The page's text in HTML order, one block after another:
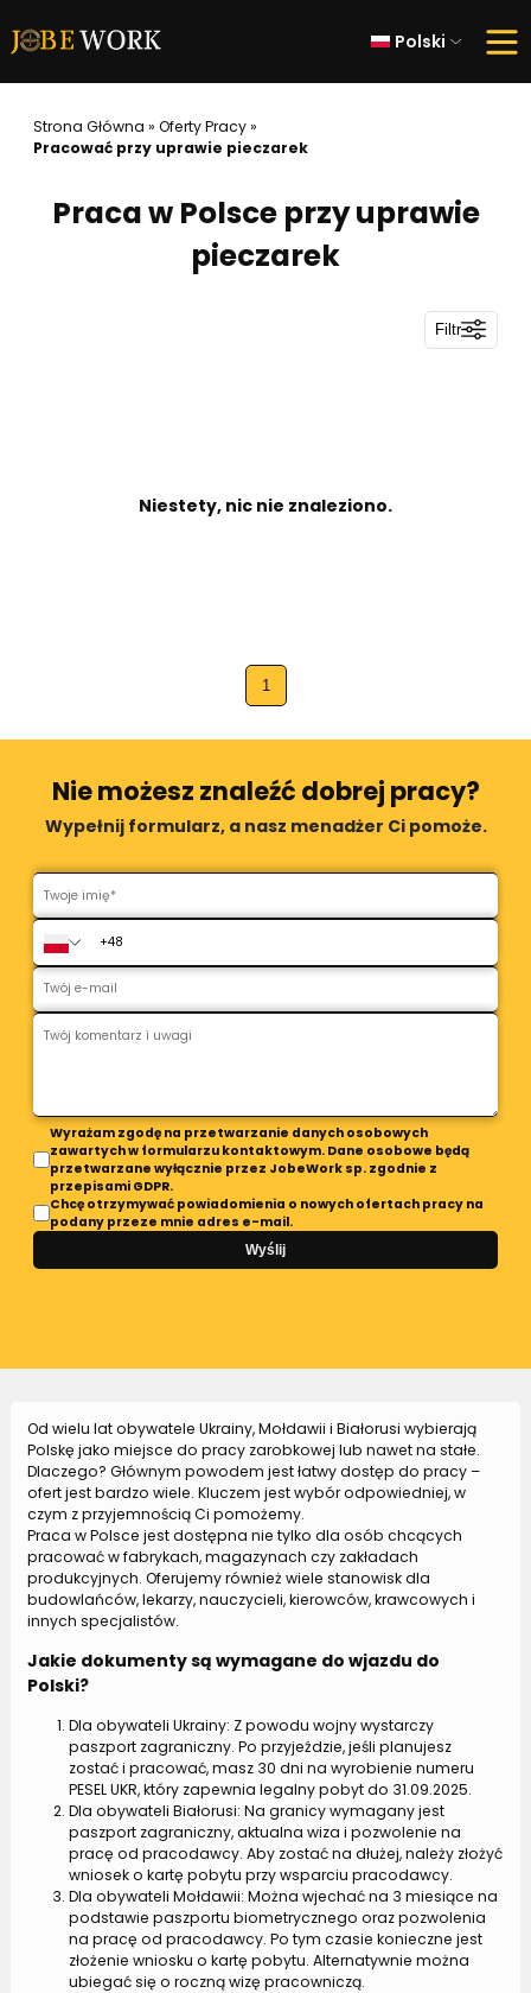
Polski
Strona Główna » Oferty Pracy»
Pracować przy uprawie pieczarek
Praca w Polsce przy uprawie
pieczarek
Filtr
Niestety, nic nie znaleziono.
1
Nie możesz znaleźć dobrej pracy?
Wypełnij formularz, a nasz menadżer Ci pomoże.
Wyrażam zgodę na przetwarzanie danych osobowych
zawartych w formularzu kontaktowym. Dane osobowe będą
przetwarzane wyłącznie przez JobeWork sp. zgodnie z
przepisami GDPR.
Chcę otrzymywać powiadomienia o nowych ofertach pracy na
podany przeze mnie adres e-mail.
Wyślij
Od wielu lat obywatele Ukrainy, Mołdawii i Białorusi wybierają
Polskę jako miejsce do pracy zarobkowej lub nawet na stałe.
Dlaczego? Głównym powodem jest łatwy dostęp do pracy –
ofert jest bardzo wiele. Kluczem jest wybór odpowiedniej, w
czym z przyjemnością Ci pomożemy.
Praca w Polsce jest dostępna nie tylko dla osób chcących
pracować w fabrykach, magazynach czy zakładach
produkcyjnych. Oferujemy również wiele stanowisk dla
budowlańców, lekarzy, nauczycieli, kierowców, krawcowych i
innych specjalistów.
Jakie dokumenty są wymagane do wjazdu do
Polski?
Dla obywateli Ukrainy: Z powodu wojny wystarczy
paszport zagraniczny. Po przyjeździe, jeśli planujesz
zostać i pracować, masz 30 dni na wyrobienie numeru
PESEL UKR, który zapewnia legalny pobyt do 31.09.2025.
Dla obywateli Białorusi: Na granicy wymagany jest
paszport zagraniczny, aktualna wiza i pozwolenie na
pracę od pracodawcy. Aby zostać na dłużej, należy złożyć
wniosek o kartę pobytu przy wsparciu pracodawcy.
Dla obywateli Mołdawii: Można wjechać na 3 miesiące na
podstawie paszportu biometrycznego oraz pozwolenia
na pracę od pracodawcy. Po tym czasie konieczne jest
złożenie wniosku o kartę pobytu. Alternatywnie można
ubiegać się o roczną wizę pracowniczą.